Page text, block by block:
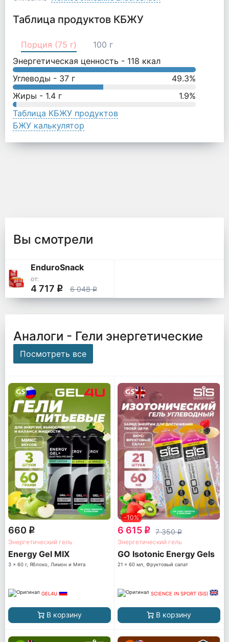
Таблица продуктов КБЖУ
Порция (75 г)
100 г
Энергетическая ценность - 118 ккал
Углеводы - 37г 49.3%
Жиры - 1.4г 1.9%
Таблица КБЖУ продуктов
БЖУ калькулятор
Вы смотрели
EnduroSnack
от:
4 717 q 6 048q
Аналоги - Гели энергетические
Посмотреть все
660 q
Энергетический гель
Energy Gel MIX
3 x 60 г, Яблоко, Лимон и Мята
GEL4U
В корзину
-10%
6 615 q 7 350q
Энергетический гель
GO Isotonic Energy Gels
21 x 60 мл, Фруктовый салат
SCIENCE IN SPORT (SiS)
В корзину